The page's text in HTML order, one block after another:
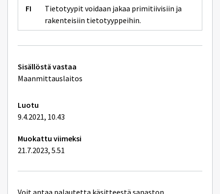
Tietotyypit voidaan jakaa primitiivisiin ja
rakenteisiin tietotyyppeihin.
Tekniset
lisätiedot
Sisällöstä vastaa
Maanmittauslaitos
Luotu
9.4.2021, 10.43
Muokattu viimeksi
21.7.2023, 5.51
Voit antaa palautetta käsitteestä sanaston